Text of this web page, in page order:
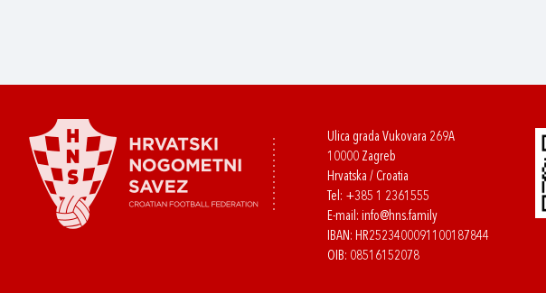
Ulica grada Vukovara 269A
10000 Zagreb
Hrvatska / Croatia
Tel: +385 1 2361555
E-mail: info@hns.family
IBAN: HR2523400091100187844
OIB: 08516152078